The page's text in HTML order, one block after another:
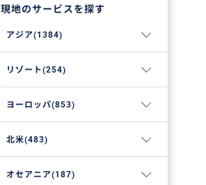
現地のサービスを探す
アジア(1384)
リゾート(254)
ヨーロッパ(853)
北米(483)
オセアニア(187)